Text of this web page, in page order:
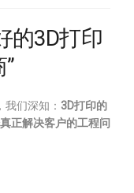
的3D打印
们深知： 3D打印的
正解决客户的工程问